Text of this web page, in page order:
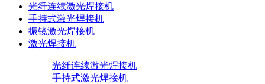
光纤连续激光焊接机
手持式激光焊接机
振镜激光焊接机
激光焊接机
光纤连续激光焊接机
手持式激光焊接机